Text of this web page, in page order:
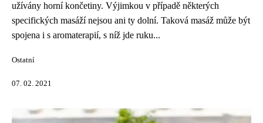
užívány horní končetiny. Výjimkou v případě některých
specifických masáží nejsou ani ty dolní. Taková masáž může být
spojena i s aromaterapií, s níž jde ruku...
Ostatní
07. 02. 2021